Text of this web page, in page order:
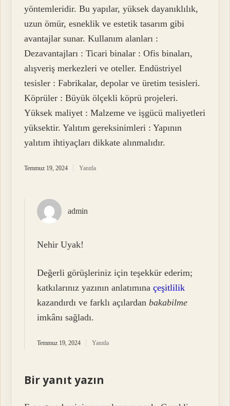
yöntemleridir. Bu yapılar, yüksek dayanıklılık,
uzun ömür, esneklik ve estetik tasarım gibi
avantajlar sunar. Kullanım alanları :
Dezavantajları : Ticari binalar : Ofis binaları,
alışveriş merkezleri ve oteller. Endüstriyel
tesisler : Fabrikalar, depolar ve üretim tesisleri.
Köprüler : Büyük ölçekli köprü projeleri.
Yüksek maliyet : Malzeme ve işgücü maliyetleri
yüksektir. Yalıtım gereksinimleri : Yapının
yalıtım ihtiyaçları dikkate alınmalıdır.
Temmuz 19, 2024 Yanıtla
admin
Nehir Uyak!
Değerli görüşleriniz için teşekkür ederim;
katkılarınız yazının anlatımınaçeşitlilik
kazandırdı ve farklı açılardanbakabilme
imkânı sağladı.
Temmuz 19, 2024 Yanıtla
Bir yanıt yazın